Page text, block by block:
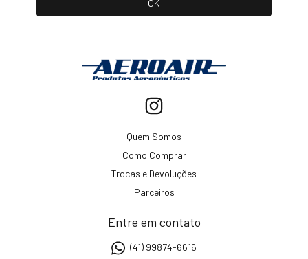
Quem Somos
Como Comprar
Trocas e Devoluções
Parceiros
Entre em contato
(41) 99874-6616